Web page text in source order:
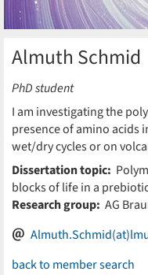
Almuth Schmid
PhD student
I am investigating the
presence of amino acids
wet/dry cycles or on
Dissertation topic:
blocks of life in a
Research group: AG
back to member search